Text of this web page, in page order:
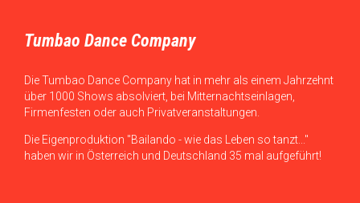
Tumbao Dance Company
Die Tumbao Dance Company hat in mehr als einem Jahrzehnt
über 1000 Shows absolviert, bei Mitternachtseinlagen,
Firmenfesten oder auch Privatveranstaltungen.
Die Eigenproduktion "Bailando - wie das Leben so tanzt..."
haben wir in Österreich und Deutschland 35 mal aufgeführt!